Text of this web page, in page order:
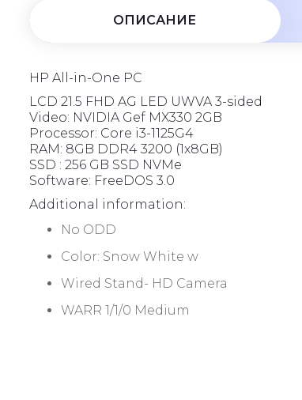
ОПИСАНИЕ
HP All-in-One PC
LCD 21.5 FHD AG LED UWVA 3-sided
Video: NVIDIA Gef MX330 2GB
Processor: Core i3-1125G4
RAM: 8GB DDR4 3200 (1x8GB)
SSD : 256 GB SSD NVMe
Software: FreeDOS 3.0
Additional information:
No ODD
Color: Snow White w
Wired Stand- HD Camera
WARR 1/1/0 Medium